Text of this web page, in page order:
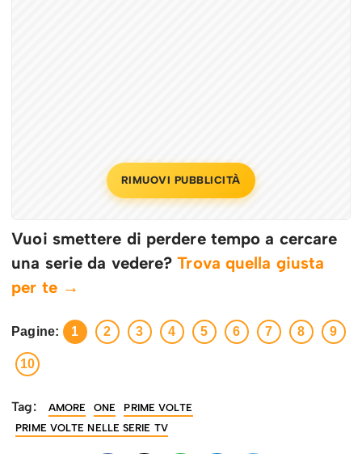
RIMUOVI PUBBLICITÀ
Vuoi smettere di perdere tempo a cercare
una serie da vedere?Trova quella giusta
per te →
Pagine: 1 2 3 4 5 6 7 8 9
10
Tag: AMORE ONE
PRIME VOLTE
PRIME VOLTE NELLE SERIE TV